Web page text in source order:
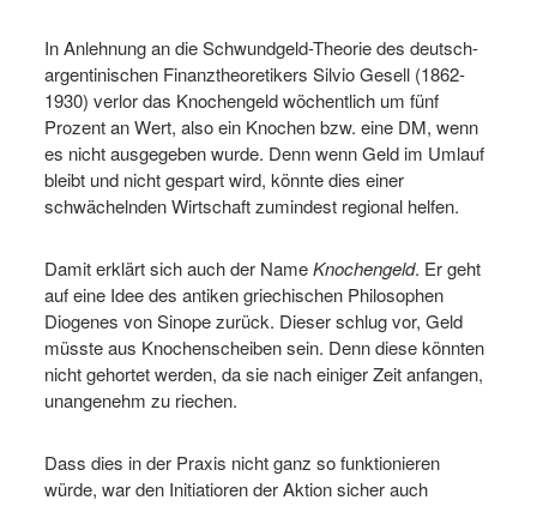
In Anlehnung an die Schwundgeld-Theorie des deutsch-
argentinischen Finanztheoretikers Silvio Gesell (1862-
1930) verlor das Knochengeld wöchentlich um fünf
Prozent an Wert, also ein Knochen bzw. eine DM, wenn
es nicht ausgegeben wurde. Denn wenn Geld im Umlauf
bleibt und nicht gespart wird, könnte dies einer
schwächelnden Wirtschaft zumindest regional helfen.
Damit erklärt sich auch der NameKnochengeld. Er geht
auf eine Idee des antiken griechischen Philosophen
Diogenes von Sinope zurück. Dieser schlug vor, Geld
müsste aus Knochenscheiben sein. Denn diese könnten
nicht gehortet werden, da sie nach einiger Zeit anfangen,
unangenehm zu riechen.
Dass dies in der Praxis nicht ganz so funktionieren
würde, war den Initiatioren der Aktion sicher auch